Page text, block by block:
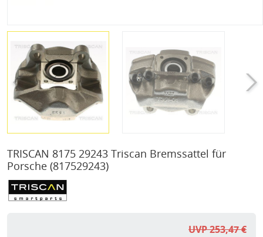
TRISCAN 8175 29243 Triscan Bremssattel für
Porsche (817529243)
UVP 253,47 €